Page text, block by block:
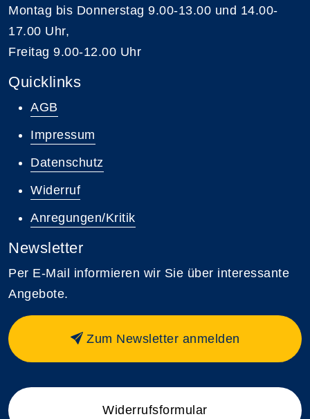
Montag bis Donnerstag 9.00-13.00 und 14.00-
17.00 Uhr,
Freitag 9.00-12.00 Uhr
Quicklinks
AGB
Impressum
Datenschutz
Widerruf
Anregungen/Kritik
Newsletter
Per E-Mail informieren wir Sie über interessante
Angebote.
Zum Newsletter anmelden
Widerrufsformular